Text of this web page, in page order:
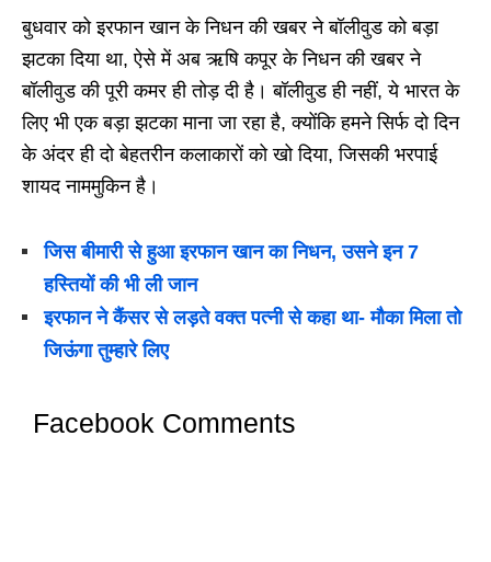
बुधवार को इरफान खान के निधन की खबर ने बॉलीवुड को बड़ा
झटका दिया था, ऐसे में अब ऋषि कपूर के निधन की खबर ने
बॉलीवुड की पूरी कमर ही तोड़ दी है। बॉलीवुड ही नहीं, ये भारत के
लिए भी एक बड़ा झटका माना जा रहा है, क्योंकि हमने सिर्फ दो दिन
के अंदर ही दो बेहतरीन कलाकारों को खो दिया, जिसकी भरपाई
शायद नाममुकिन है।
जिस बीमारी से हुआ इरफान खान का निधन, उसने इन 7
हस्तियों की भी ली जान
इरफान ने कैंसर से लड़ते वक्त पत्नी से कहा था- मौका मिला तो
जिऊंगा तुम्हारे लिए
Facebook Comments